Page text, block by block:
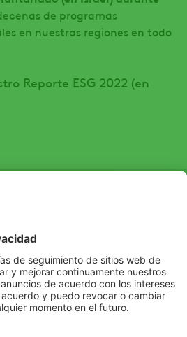
de programas
en nuestras regiones en todo
Reporte ESG 2022 (en
Instagram